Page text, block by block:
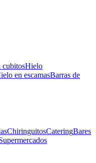
cubitosHielo
en escamasBarras de
ChiringuitosCateringBares